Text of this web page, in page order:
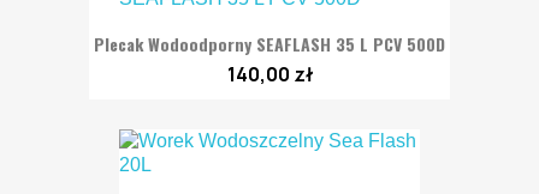
Plecak Wodoodporny SEAFLASH 35 L PCV 500D
140,00 zł